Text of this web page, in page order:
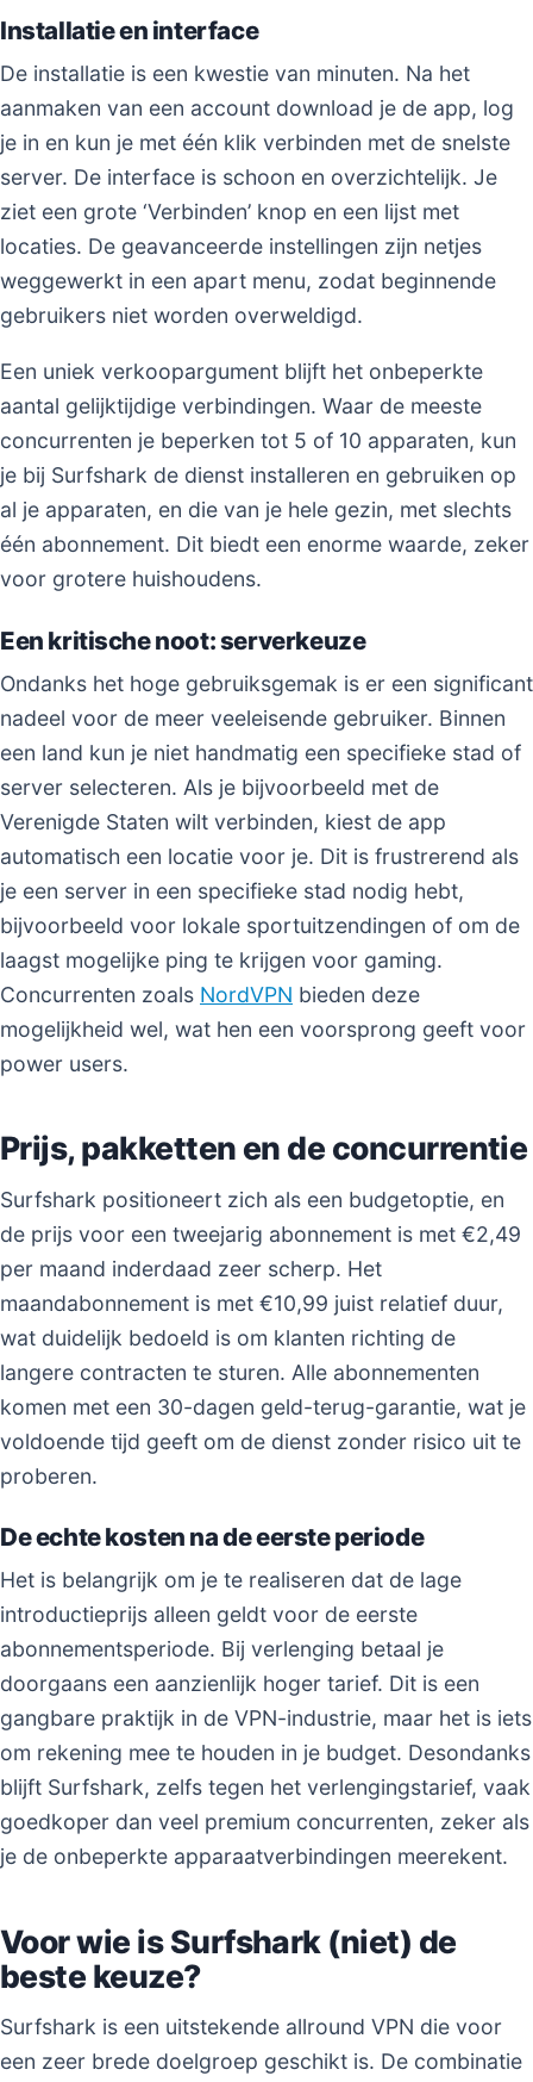
Installatie en interface
De installatie is een kwestie van minuten. Na het
aanmaken van een account download je de app, log
je in en kun je met één klik verbinden met de snelste
server. De interface is schoon en overzichtelijk. Je
ziet een grote ‘Verbinden’ knop en een lijst met
locaties. De geavanceerde instellingen zijn netjes
weggewerkt in een apart menu, zodat beginnende
gebruikers niet worden overweldigd.
Een uniek verkoopargument blijft het onbeperkte
aantal gelijktijdige verbindingen. Waar de meeste
concurrenten je beperken tot 5 of 10 apparaten, kun
je bij Surfshark de dienst installeren en gebruiken op
al je apparaten, en die van je hele gezin, met slechts
één abonnement. Dit biedt een enorme waarde, zeker
voor grotere huishoudens.
Een kritische noot: serverkeuze
Ondanks het hoge gebruiksgemak is er een significant
nadeel voor de meer veeleisende gebruiker. Binnen
een land kun je niet handmatig een specifieke stad of
server selecteren. Als je bijvoorbeeld met de
Verenigde Staten wilt verbinden, kiest de app
automatisch een locatie voor je. Dit is frustrerend als
je een server in een specifieke stad nodig hebt,
bijvoorbeeld voor lokale sportuitzendingen of om de
laagst mogelijke ping te krijgen voor gaming.
Concurrenten zoals NordVPN bieden deze
mogelijkheid wel, wat hen een voorsprong geeft voor
power users.
Prijs, pakketten en de concurrentie
Surfshark positioneert zich als een budgetoptie, en
de prijs voor een tweejarig abonnement is met €2,49
per maand inderdaad zeer scherp. Het
maandabonnement is met €10,99 juist relatief duur,
wat duidelijk bedoeld is om klanten richting de
langere contracten te sturen. Alle abonnementen
komen met een 30-dagen geld-terug-garantie, wat je
voldoende tijd geeft om de dienst zonder risico uit te
proberen.
De echte kosten na de eerste periode
Het is belangrijk om je te realiseren dat de lage
introductieprijs alleen geldt voor de eerste
abonnementsperiode. Bij verlenging betaal je
doorgaans een aanzienlijk hoger tarief. Dit is een
gangbare praktijk in de VPN-industrie, maar het is iets
om rekening mee te houden in je budget. Desondanks
blijft Surfshark, zelfs tegen het verlengingstarief, vaak
goedkoper dan veel premium concurrenten, zeker als
je de onbeperkte apparaatverbindingen meerekent.
Voor wie is Surfshark (niet) de
beste keuze?
Surfshark is een uitstekende allround VPN die voor
een zeer brede doelgroep geschikt is. De combinatie